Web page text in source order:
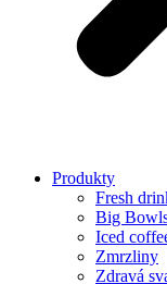
Produkty
Fresh
Big
Iced
Zmrzliny
Zdravá